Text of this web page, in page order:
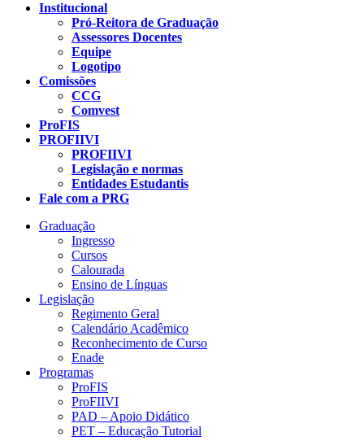
Institucional
Pró-Reitora de Graduação
Assessores Docentes
Equipe
Logotipo
Comissões
CCG
Comvest
ProFIS
PROFIIVI
PROFIIVI
Legislação e normas
Entidades Estudantis
Fale com a PRG
Graduação
Ingresso
Cursos
Calourada
Ensino de Línguas
Legislação
Regimento Geral
Calendário Acadêmico
Reconhecimento de Curso
Enade
Programas
ProFIS
ProFIIVI
PAD – Apoio Didático
PET – Educação Tutorial